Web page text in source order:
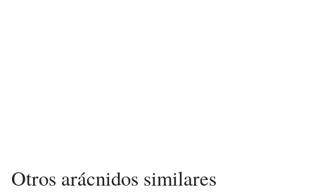
Otros arácnidos similares